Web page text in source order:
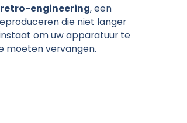
retro-engineering, een
die niet langer
om uw apparatuur te
moeten vervangen.